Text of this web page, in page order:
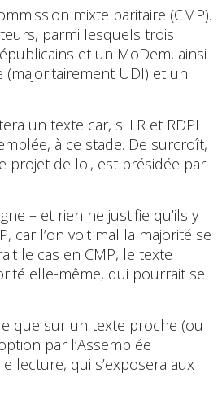
mixte paritaire (CMP).
parmi lesquels trois
et un MoDem, ainsi
(majoritairement UDI) et un
un texte car, si LR et RDPI
à ce stade. De surcroît,
projet de loi, est présidée par
– et rien ne justifie qu’ils y
car l’on voit mal la majorité se
le cas en CMP, le texte
elle-même, qui pourrait se
que sur un texte proche (ou
par l’Assemblée
lecture, qui s’exposera aux